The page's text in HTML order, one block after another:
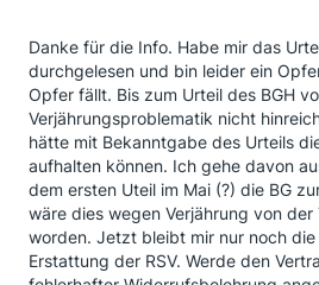
Danke für die Info. Habe mir das
durchgelesen und bin leider ein
Opfer fällt. Bis zum Urteil des BGH
Verjährungsproblematik nicht
hätte mit Bekanntgabe des Urteils
aufhalten können. Ich gehe davon
dem ersten Uteil im Mai (?) die BG
wäre dies wegen Verjährung von
worden. Jetzt bleibt mir nur noch
Erstattung der RSV. Werde den